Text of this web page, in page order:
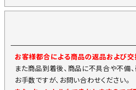
お客様都合による商品の返品および交
また商品到着後、商品に不具合や不備
お手数ですが、お問い合わせください。